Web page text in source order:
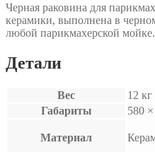
Черная раковина для
керамики, выполнена в
любой парикмахерской
Детали
Вес
12 кг
Габариты
580
Материал